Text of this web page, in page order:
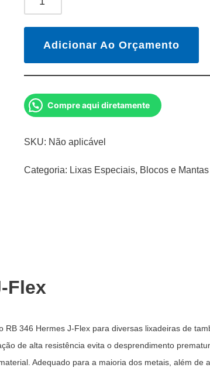
Adicionar Ao Orçamento
Compre aqui diretamente
SKU: Não aplicável
Categoria: Lixas Especiais, Blocos e
Flex
346 Hermes J-Flex para diversas lixadeiras de
de alta resistência evita o desprendimento
Adequado para a maioria dos metais, além de